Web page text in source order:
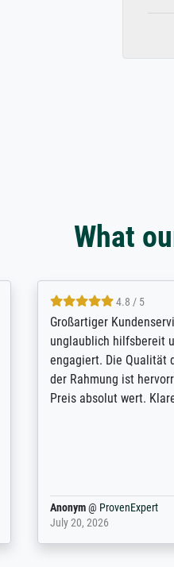
What
5 / 5
Für ein
Feldpost meines
Weltkrieg benötigte ich
ausdrucksvolles Bild.
Ihnen gefunden. Bei
weiter. Vielen ...
Margot@ProvenExpert
February 20, 2026